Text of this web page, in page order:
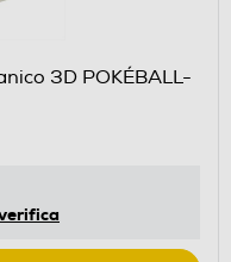
3D POKÉBALL-